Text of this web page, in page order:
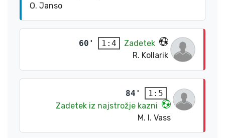
O. Janso
60' 1:4
Zadetek
R. Kollarik
84'
1:5
Zadetek iz najstrožje kazni
M. I. Vass